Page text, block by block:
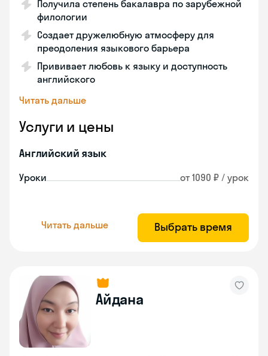
Получила степень бакалавра по зарубежной
филологии
Создает дружелюбную атмосферу для
преодоления языкового барьера
Прививает любовь к языку и доступность
английского
Читать дальше
Услуги и цены
Английский язык
Уроки от 1090 ₽ / урок
Читать дальше Выбрать время
Айдана